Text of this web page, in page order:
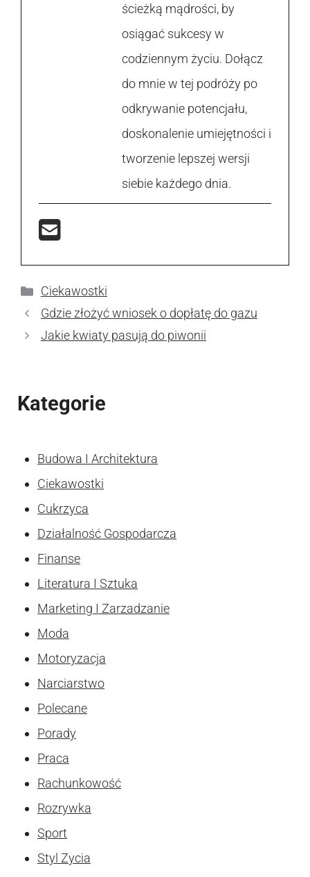
ścieżką mądrości, by
osiągać sukcesy w
codziennym życiu. Dołącz
do mnie w tej podróży po
odkrywanie potencjału,
doskonalenie umiejętności i
tworzenie lepszej wersji
siebie każdego dnia.
Kategorie
Ciekawostki
Gdzie złożyć wniosek o dopłatę do gazu
Jakie kwiaty pasują do piwonii
Kategorie
Budowa I Architektura
Ciekawostki
Cukrzyca
Działalność Gospodarcza
Finanse
Literatura I Sztuka
Marketing I Zarzadzanie
Moda
Motoryzacja
Narciarstwo
Polecane
Porady
Praca
Rachunkowość
Rozrywka
Sport
Styl Zycia